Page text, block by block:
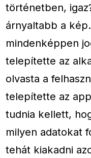
történetben,
árnyaltabb a
mindenképpen
telepítette az
olvasta a
telepítette az
tudnia kellett,
milyen adatokat
tehát kiakadni